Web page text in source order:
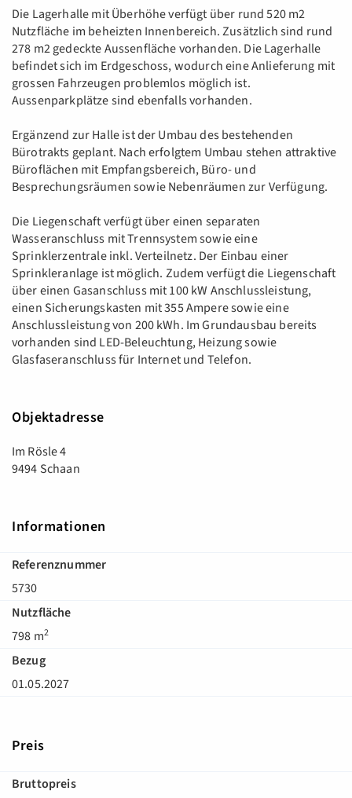
Die Lagerhalle mit Überhöhe verfügt über rund 520 m2
Nutzfläche im beheizten Innenbereich. Zusätzlich sind rund
278 m2 gedeckte Aussenfläche vorhanden. Die Lagerhalle
befindet sich im Erdgeschoss, wodurch eine Anlieferung mit
grossen Fahrzeugen problemlos möglich ist.
Aussenparkplätze sind ebenfalls vorhanden.
Ergänzend zur Halle ist der Umbau des bestehenden
Bürotrakts geplant. Nach erfolgtem Umbau stehen attraktive
Büroflächen mit Empfangsbereich, Büro- und
Besprechungsräumen sowie Nebenräumen zur Verfügung.
Die Liegenschaft verfügt über einen separaten
Wasseranschluss mit Trennsystem sowie eine
Sprinklerzentrale inkl. Verteilnetz. Der Einbau einer
Sprinkleranlage ist möglich. Zudem verfügt die Liegenschaft
über einen Gasanschluss mit 100 kW Anschlussleistung,
einen Sicherungskasten mit 355 Ampere sowie eine
Anschlussleistung von 200 kWh. Im Grundausbau bereits
vorhanden sind LED-Beleuchtung, Heizung sowie
Glasfaseranschluss für Internet und Telefon.
Objektadresse
Im Rösle 4
9494 Schaan
Informationen
Referenznummer
5730
Nutzfläche
798 m2
Bezug
01.05.2027
Preis
Bruttopreis